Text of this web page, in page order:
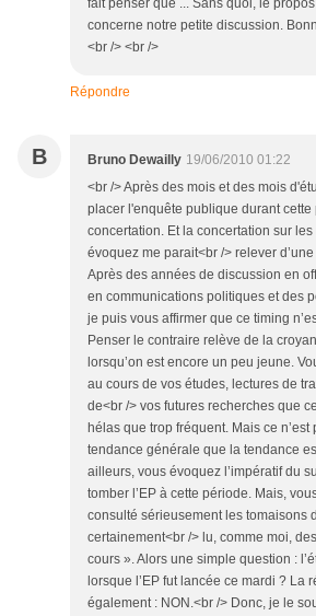
fait penser que ... Sans quoi, le
concerne notre petite discussion.
<br /> <br />
Répondre
B Bruno Dewailly 19/06/2010 01:22
<br /> Après des mois et des mois
placer l'enquête publique durant
concertation. Et la concertation sur
évoquez me parait<br /> relever
Après des années de discussion en
en communications politiques et des
je puis vous affirmer que ce timing
Penser le contraire relève de la
lorsqu’on est encore un peu jeune.
au cours de vos études, lectures de
de<br /> vos futures recherches que
hélas que trop fréquent. Mais ce n’est
tendance générale que la tendance
ailleurs, vous évoquez l’impératif du
tomber l’EP à cette période. Mais,
consulté sérieusement les tomaisons
certainement<br /> lu, comme moi,
cours ». Alors une simple question :
lorsque l’EP fut lancée ce mardi ? La
également : NON.<br /> Donc, je le